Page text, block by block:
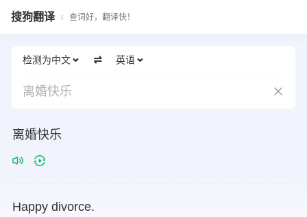
搜狗翻译 查词好，翻译快！
检测为中文 英语
离婚快乐
离婚快乐
Happy divorce.